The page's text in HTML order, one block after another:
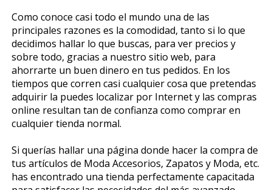
Como conoce casi todo el mundo una de las
principales razones es la comodidad, tanto si lo que
decidimos hallar lo que buscas, para ver precios y
sobre todo, gracias a nuestro sitio web, para
ahorrarte un buen dinero en tus pedidos. En los
tiempos que corren casi cualquier cosa que pretendas
adquirir la puedes localizar por Internet y las compras
online resultan tan de confianza como comprar en
cualquier tienda normal.
Si querías hallar una página donde hacer la compra de
tus artículos de Moda Accesorios, Zapatos y Moda, etc.
has encontrado una tienda perfectamente capacitada